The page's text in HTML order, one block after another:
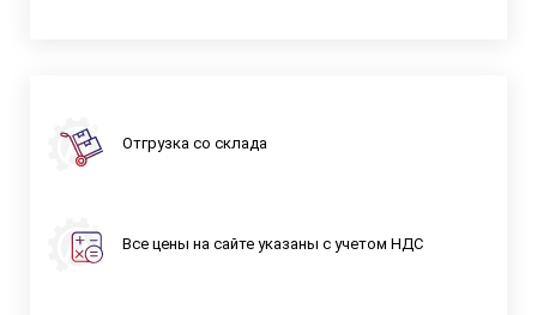
Отгрузка со склада
Все цены на сайте указаны с учетом НДС